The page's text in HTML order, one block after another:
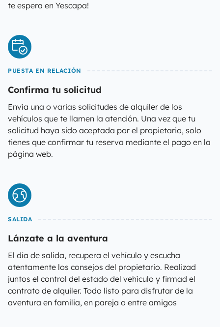
te espera en Yescapa!
PUESTA EN RELACIÓN
Confirma tu solicitud
Envía una o varias solicitudes de alquiler de los
vehículos que te llamen la atención. Una vez que tu
solicitud haya sido aceptada por el propietario, solo
tienes que confirmar tu reserva mediante el pago en la
página web.
SALIDA
Lánzate a la aventura
El día de salida, recupera el vehículo y escucha
atentamente los consejos del propietario. Realizad
juntos el control del estado del vehículo y firmad el
contrato de alquiler. Todo listo para disfrutar de la
aventura en familia, en pareja o entre amigos